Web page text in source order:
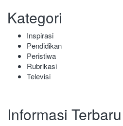
Kategori
Inspirasi
Pendidikan
Peristiwa
Rubrikasi
Televisi
Informasi Terbaru